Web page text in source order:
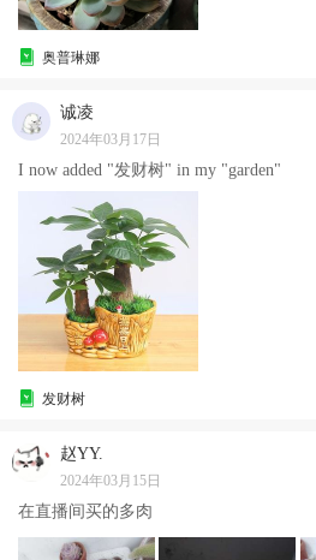
奥普琳娜
诚凌
2024年03月17日
I now added "发财树" in my "garden"
发财树
赵YY.
2024年03月15日
在直播间买的多肉